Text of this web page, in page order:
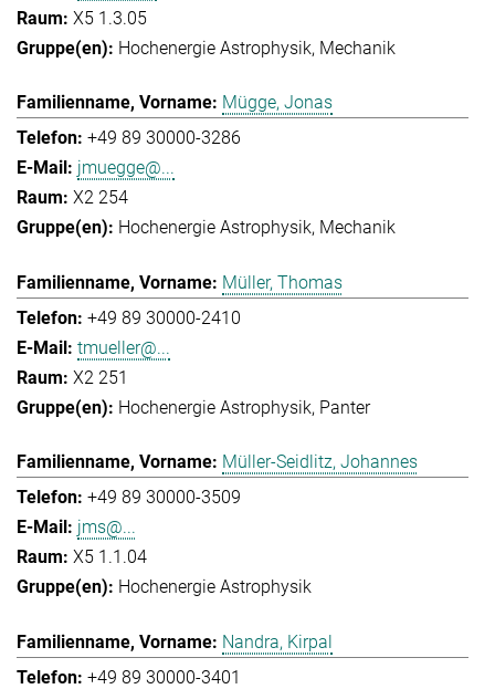
X5 1.3.05
Hochenergie Astrophysik Mechanik
Mügge, Jonas
+49 89 30000-3286
jmuegge@...
X2 254
Hochenergie Astrophysik Mechanik
Müller, Thomas
+49 89 30000-2410
tmueller@...
X2 251
Hochenergie Astrophysik Panter
Müller-Seidlitz, Johannes
+49 89 30000-3509
jms@...
X5 1.1.04
Hochenergie Astrophysik
Nandra, Kirpal
+49 89 30000-3401